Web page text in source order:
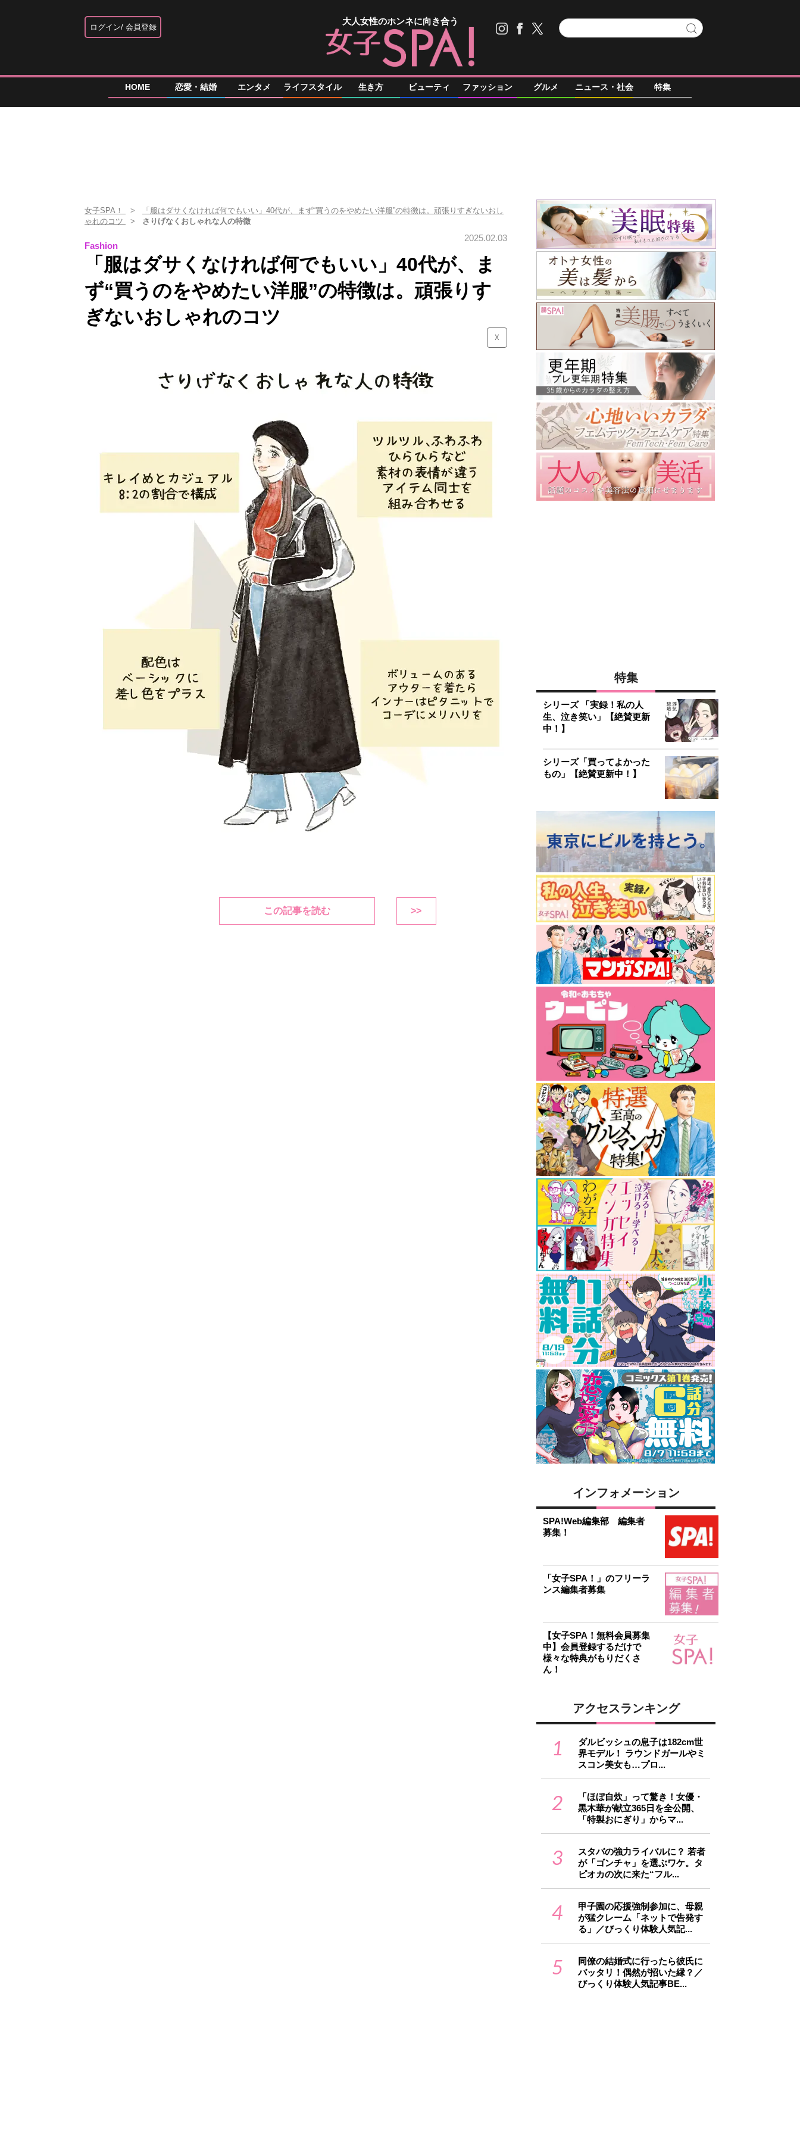
ログイン 会員登録
大人女性のホンネに向き合う
HOME 恋愛・結婚 エンタメ ライフスタイル 生き方 ビューティ ファッション グルメ ニュース・社会 特集
女子SPA！
「服はダサくなければ何でもいい」40代が、まず“買うのをやめたい洋服”の特徴は。頑張りすぎないおし
ゃれのコツ
さりげなくおしゃれな人の特徴
Fashion
2025.02.03
「服はダサくなければ何でもいい」40代が、ま
ず“買うのをやめたい洋服”の特徴は。頑張りす
ぎないおしゃれのコツ
☓
この記事を読む >>
特集
シリーズ 「実録！私の人
生、泣き笑い」【絶賛更新
中！】
シリーズ「買ってよかった
もの」【絶賛更新中！】
インフォメーション
SPA!Web編集部 編集者
募集！
「女子SPA！」のフリーラ
ンス編集者募集
【女子SPA！無料会員募集
中】会員登録するだけで
様々な特典がもりだくさ
ん！
アクセスランキング
1
ダルビッシュの息子は182cm世
界モデル！ ラウンドガールやミ
スコン美女も…プロ...
2
「ほぼ自炊」って驚き！女優・
黒木華が献立365日を全公開、
「特製おにぎり」からマ...
3
スタバの強力ライバルに？ 若者
が「ゴンチャ」を選ぶワケ。タ
ピオカの次に来た“フル...
4
甲子園の応援強制参加に、母親
が猛クレーム「ネットで告発す
る」／びっくり体験人気記...
5
同僚の結婚式に行ったら彼氏に
バッタリ！偶然が招いた縁？／
びっくり体験人気記事BE...